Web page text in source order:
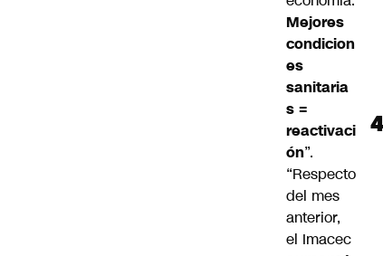
Mejores
condicion
es
sanitaria
s =
reactivaci
ón”.
“Respecto
del mes
anterior,
el Imacec